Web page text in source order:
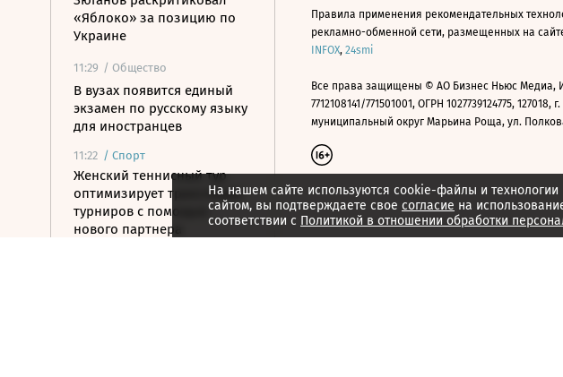
«Яблоко» за позицию по
Украине
11:29 / Общество
В вузах появится единый
экзамен по русскому языку
для иностранцев
11:22 / Спорт
Женский теннисный тур
оптимизирует трансляции
турниров с помощью
нового партнера
На нашем сайте используются cookie-файлы и
сайтом, вы подтверждаете свое согласие на
соответствии с Политикой в отношении обработки
Правила применения рекомендательных
рекламно-обменной сети, размещенных на
INFOX, 24smi
Все права защищены © АО Бизнес Ньюс Медиа,
7712108141/771501001, ОГРН 1027739124775, 127018,
муниципальный округ Марьина Роща, ул.